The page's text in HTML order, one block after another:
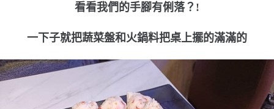
看看我們的手腳有俐落？!
一下子就把蔬菜盤和火鍋料把桌上擺的滿滿的